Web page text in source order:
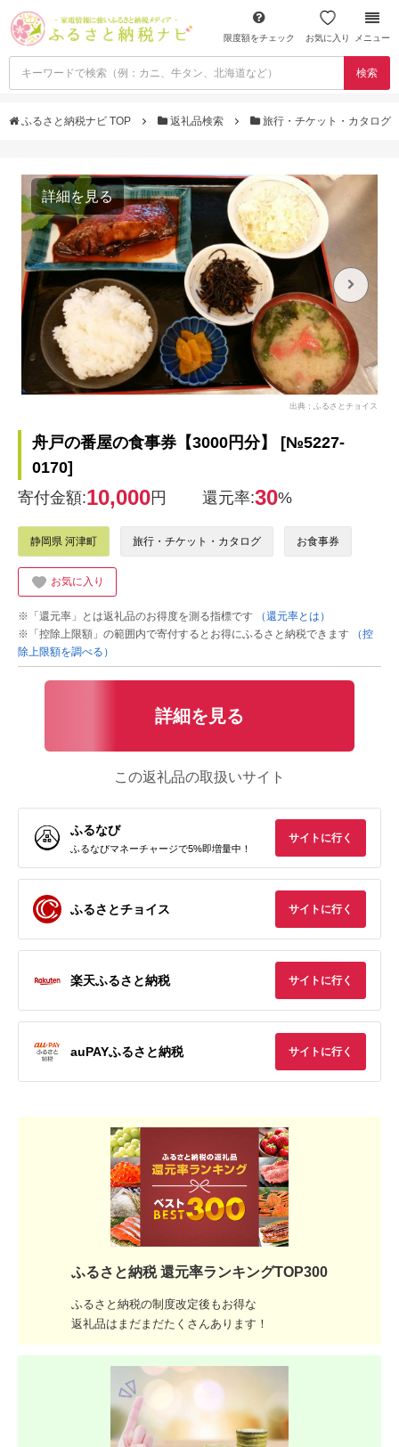
限度額をチェック お気に入り メニュー
検索
ふるさと納税ナビ TOP 返礼品検索 旅行・チケット・カタログ
詳細を見る
出典：ふるさとチョイス
舟戸の番屋の食事券【3000円分】 [№5227-
0170]
寄付金額:10,000円 還元率:30%
静岡県 河津町 旅行・チケット・カタログ お食事券
お気に入り
※「還元率」とは返礼品のお得度を測る指標です
（還元率とは）
※「控除上限額」の範囲内で寄付するとお得にふるさと納税できます
（控
除上限額を調べる）
詳細を見る
この返礼品の取扱いサイト
ふるなび
ふるなびマネーチャージで5%即増量中！
サイトに行く
ふるさとチョイス サイトに行く
楽天ふるさと納税 サイトに行く
auPAYふるさと納税 サイトに行く
ふるさと納税 還元率ランキングTOP300
ふるさと納税の制度改定後もお得な
返礼品はまだまだたくさんあります！